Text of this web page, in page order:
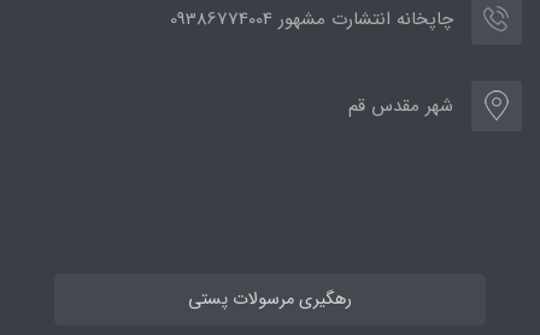
چاپخانه انتشارت مشهور 09386774004
شهر مقدس قم
رهگیری مرسولات پستی